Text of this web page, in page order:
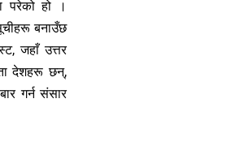
परेको हो ।
बनाउँछ
जहाँ उत्तर
देशहरू छन्,
गर्न संसार